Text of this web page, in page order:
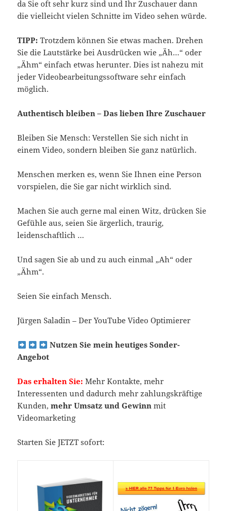
da Sie oft sehr kurz sind und Ihr Zuschauer dann
die vielleicht vielen Schnitte im Video sehen würde.
TIPP: Trotzdem können Sie etwas machen. Drehen
Sie die Lautstärke bei Ausdrücken wie „Äh…“ oder
„Ähm“ einfach etwas herunter. Dies ist nahezu mit
jeder Videobearbeitungssoftware sehr einfach
möglich.
Authentisch bleiben – Das lieben Ihre Zuschauer
Bleiben Sie Mensch: Verstellen Sie sich nicht in
einem Video, sondern bleiben Sie ganz natürlich.
Menschen merken es, wenn Sie Ihnen eine Person
vorspielen, die Sie gar nicht wirklich sind.
Machen Sie auch gerne mal einen Witz, drücken Sie
Gefühle aus, seien Sie ärgerlich, traurig,
leidenschaftlich …
Und sagen Sie ab und zu auch einmal „Ah“ oder
„Ähm“.
Seien Sie einfach Mensch.
Jürgen Saladin – Der YouTube Video Optimierer
Nutzen Sie mein heutiges Sonder-
Angebot
Das erhalten Sie: Mehr Kontakte, mehr
Interessenten und dadurch mehr zahlungskräftige
Kunden,mehr Umsatz und Gewinn mit
Videomarketing
Starten Sie JETZT sofort: